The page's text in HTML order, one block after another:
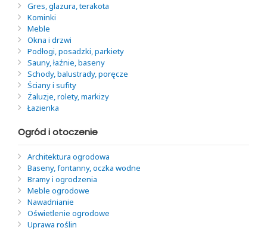
Gres, glazura, terakota
Kominki
Meble
Okna i drzwi
Podłogi, posadzki, parkiety
Sauny, łaźnie, baseny
Schody, balustrady, poręcze
Ściany i sufity
Żaluzje, rolety, markizy
Łazienka
Ogród i otoczenie
Architektura ogrodowa
Baseny, fontanny, oczka wodne
Bramy i ogrodzenia
Meble ogrodowe
Nawadnianie
Oświetlenie ogrodowe
Uprawa roślin